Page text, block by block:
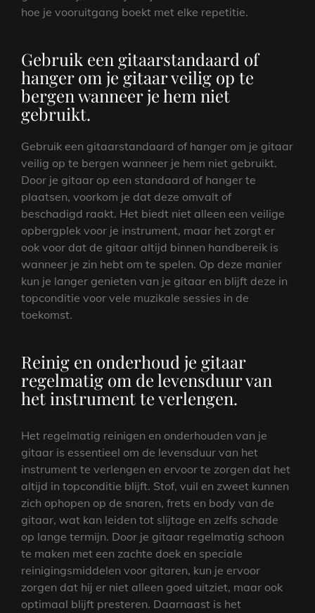
hoe je vooruitgang boekt met elke repetitie.
Gebruik een gitaarstandaard of
hanger om je gitaar veilig op te
bergen wanneer je hem niet
gebruikt.
Gebruik een gitaarstandaard of hanger om je gitaar
veilig op te bergen wanneer je hem niet gebruikt.
Door je gitaar op een standaard of hanger te
plaatsen, voorkom je dat deze omvalt of
beschadigd raakt. Het biedt niet alleen een veilige
opbergplek voor je instrument, maar het zorgt er
ook voor dat de gitaar altijd binnen handbereik is
wanneer je zin hebt om te spelen. Op deze manier
kun je langer genieten van je gitaar en blijft deze in
topconditie voor vele muzikale sessies in de
toekomst.
Reinig en onderhoud je gitaar
regelmatig om de levensduur van
het instrument te verlengen.
Het regelmatig reinigen en onderhouden van je
gitaar is essentieel om de levensduur van het
instrument te verlengen en ervoor te zorgen dat het
altijd in topconditie blijft. Stof, vuil en zweet kunnen
zich ophopen op de snaren, frets en body van de
gitaar, wat kan leiden tot slijtage en zelfs schade
op lange termijn. Door je gitaar regelmatig schoon
te maken met een zachte doek en speciale
reinigingsmiddelen voor gitaren, kun je ervoor
zorgen dat hij er niet alleen goed uitziet, maar ook
optimaal blijft presteren. Daarnaast is het